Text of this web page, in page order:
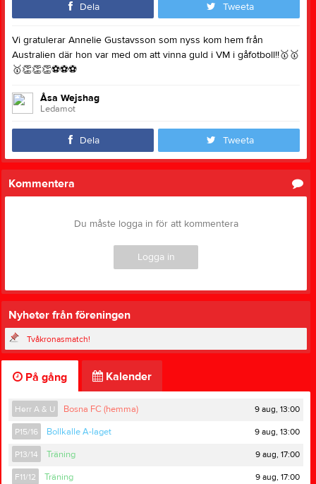
Dela Tweeta
Vi gratulerar Annelie Gustavsson som nyss kom hem från
Australien där hon var med om att vinna guld i VM i gåfotboll!!🥇🥇
🥇👏👏👏⚽️⚽️⚽️
Åsa Wejshag
Ledamot
Dela Tweeta
Kommentera
Du måste logga in för att kommentera
Logga in
Nyheter från föreningen
Tvåkronasmatch!
På gång Kalender
Herr A & U Bosna FC (hemma) 9 aug, 13:00
P15/16 Bollkalle A-laget 9 aug, 13:00
P13/14 Träning 9 aug, 17:00
F11/12 Träning 9 aug, 17:00